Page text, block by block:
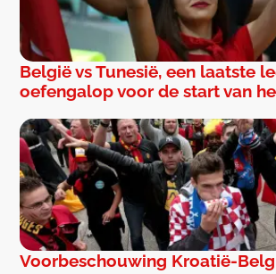
België vs Tunesië, een laatste
oefengalop voor de start van
Voorbeschouwing Kroatië-